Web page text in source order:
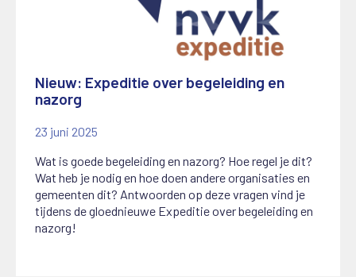
Nieuw: Expeditie over begeleiding en
nazorg
23 juni 2025
Wat is goede begeleiding en nazorg? Hoe regel je dit?
Wat heb je nodig en hoe doen andere organisaties en
gemeenten dit? Antwoorden op deze vragen vind je
tijdens de gloednieuwe Expeditie over begeleiding en
nazorg!